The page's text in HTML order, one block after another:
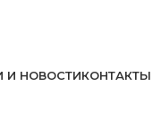
И НОВОСТИКОНТАКТЫ